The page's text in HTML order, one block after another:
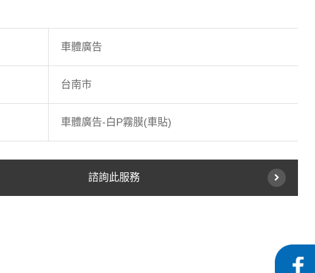
車體廣告
台南市
車體廣告-白P霧膜(車貼)
諮詢此服務